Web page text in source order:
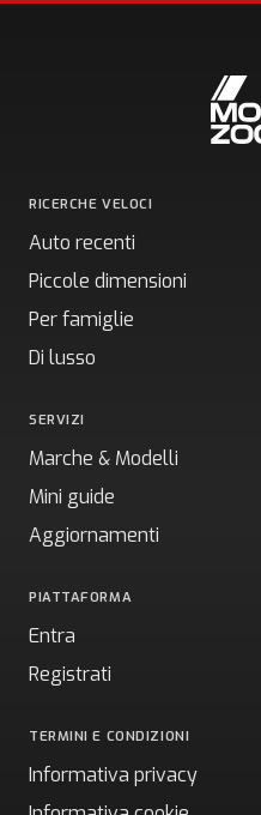
RICERCHE VELOCI
Auto recenti
Piccole dimensioni
Per famiglie
Di lusso
SERVIZI
Marche & Modelli
Mini guide
Aggiornamenti
PIATTAFORMA
Entra
Registrati
TERMINI E CONDIZIONI
Informativa privacy